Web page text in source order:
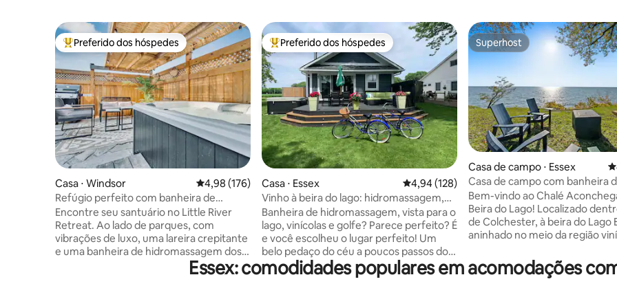
Entre os melhores preferidos dos hóspedes
Preferido dos hóspedes
Casa ⋅ Windsor 4,98 de uma avaliação média de 5, 176 avaliações
4,98 (176)
Refúgio perfeito com banheira de
hidromassagem e lareira
Encontre seu santuário no Little River
Retreat. Ao lado de parques, com
vibrações de luxo, uma lareira crepitante
e uma banheira de hidromassagem dos
sonhos. Desfrute de uma caminhada ou
passeio de bicicleta por belos parques e
Entre os melhores preferidos dos hóspedes
Preferido dos hóspedes
Casa ⋅ Essex 4,94 de uma avaliação média de 5, 128
4,94 (128)
Vinho à beira do lago: hidromassagem,
vinícolas e vista para o lago
Banheira de hidromassagem, vista para o
lago, vinícolas e golfe? Parece perfeito? É
e você escolheu o lugar perfeito! Um
belo pedaço do céu a poucos passos do
Lago Erie. Se você optar por relaxar
nesta casa incrível ou desfrutar das
Superhost
Superhost
Casa de campo ⋅ Essex
Casa de campo com banheira
hidromassagem e belas vistas o
Bem-vindo ao Chalé
Beira do Lago! Localizado
de Colchester, à beira do Lago
aninhado no meio da região
camas (uma cama queen no
principal, um beliche com uma
Essex: comodidades populares em acomodações